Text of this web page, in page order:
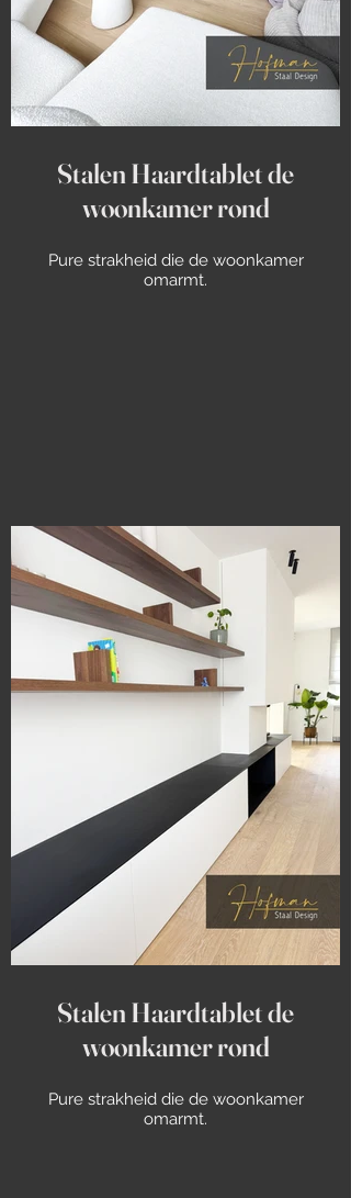
Stalen Haardtablet de
woonkamer rond
Pure strakheid die de woonkamer
omarmt.
Stalen Haardtablet de
woonkamer rond
Pure strakheid die de woonkamer
omarmt.